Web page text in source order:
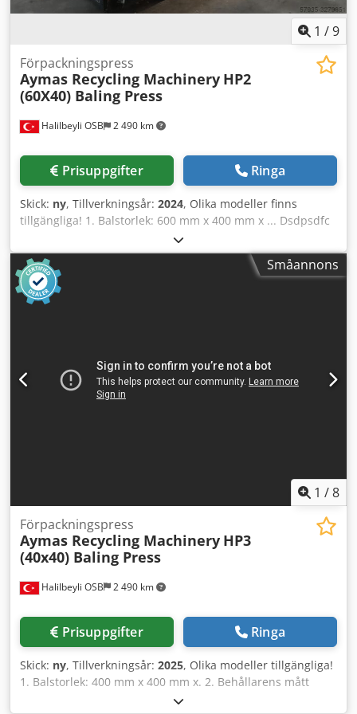
1 /9
Halilbeyli OSB 2 490 km
Förpackningspress
Aymas Recycling Machinery HP2
(60X40) Baling Press
Prisuppgifter Ringa
Skick: ny, Tillverkningsår: 2024, Olika modeller finns
tillgängliga! 1. Balstorlek: 600 mm x 400 mm x ... Dsdpsdfc
Unsfx Apbock 2. Behållarens mått (bredd x längd x höjd):
620 mm x 1300 mm x 620 mm 3. Kapacitet: 0,8–1,2
ton/timme (järn–stål) 4. Balvikt: 45–100 kg 5. Cykeltid: 90
sekunder 6. Cylinderstryck för övre lock: 63 ton 7.
Huvudcylinderstryck: 110 ton 8. Allmänt arbetsstryck: 250
kromade. 13. Det finns en manuell styrspak. 14. Väggarna i
skrotkammaren är klädda med materialet HARDOX 450. 15.
Maskinen används manuellt. 16. Ett oljekylsystem ingår.
Småannons
1 /8
Halilbeyli OSB 2 490 km
Förpackningspress
Aymas Recycling Machinery HP3
(40x40) Baling Press
Prisuppgifter Ringa
Skick: ny, Tillverkningsår: 2025, Olika modeller tillgängliga!
1. Balstorlek: 400 mm x 400 mm x. 2. Behållarens mått
(Bredd x Längd x Höjd): 800 mm x 2500 mm x 800 mm 3.